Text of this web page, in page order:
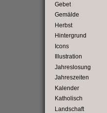
Gebet
Gemälde
Herbst
Hintergrund
Icons
Illustration
Jahreslosung
Jahreszeiten
Kalender
Katholisch
Landschaft